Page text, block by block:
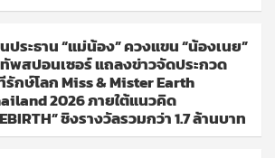
ประธาน “แม่น้อง” ควงแขน “น้องเนย”
พสปอนเซอร์ แถลงข่าวจัดประกวด
รักษ์โลก Miss & Mister Earth
2026 ภายใต้แนวคิด
ชิงรางวัลรวมกว่า 1.7 ล้านบาท